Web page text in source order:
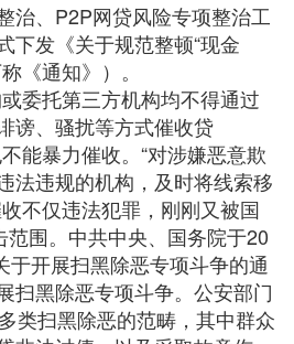
治、P2P网贷风险专项整治工
下发《关于规范整顿“现金
《通知》）。
委托第三方机构均不得通过
谤、骚扰等方式催收贷
能暴力催收。“对涉嫌恶意欺
法违规的机构，及时将线索移
不仅违法犯罪，刚刚又被国
范围。中共中央、国务院于20
于开展扫黑除恶专项斗争的通
扫黑除恶专项斗争。公安部门
类扫黑除恶的范畴，其中群众